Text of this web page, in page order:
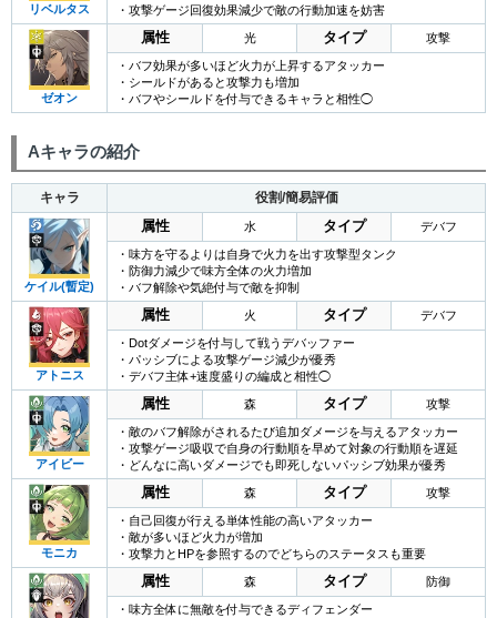
リベルタス
・攻撃ゲージ回復効果減少で敵の行動加速を妨害
ゼオン
属性 光 タイプ 攻撃
・バフ効果が多いほど火力が上昇するアタッカー
・シールドがあると攻撃力も増加
・バフやシールドを付与できるキャラと相性◯
Aキャラの紹介
キャラ 役割/簡易評価
ケイル(暫定)
属性 水 タイプ デバフ
・味方を守るよりは自身で火力を出す攻撃型タンク
・防御力減少で味方全体の火力増加
・バフ解除や気絶付与で敵を抑制
アトニス
属性 火 タイプ デバフ
・Dotダメージを付与して戦うデバッファー
・パッシブによる攻撃ゲージ減少が優秀
・デバフ主体+速度盛りの編成と相性◯
アイビー
属性 森 タイプ 攻撃
・敵のバフ解除がされるたび追加ダメージを与えるアタッカー
・攻撃ゲージ吸収で自身の行動順を早めて対象の行動順を遅延
・どんなに高いダメージでも即死しないパッシブ効果が優秀
モニカ
属性 森 タイプ 攻撃
・自己回復が行える単体性能の高いアタッカー
・敵が多いほど火力が増加
・攻撃力とHPを参照するのでどちらのステータスも重要
属性 森 タイプ 防御
・味方全体に無敵を付与できるディフェンダー